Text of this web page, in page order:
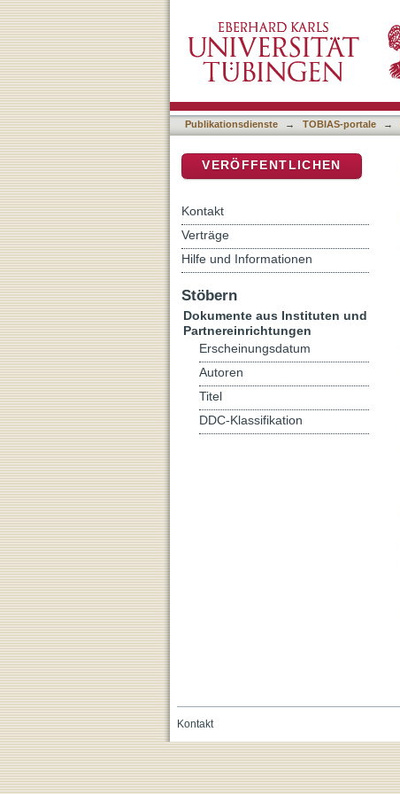
Publikationsdienste → TOBIAS-portale →
VERÖFFENTLICHEN
Kontakt
Verträge
Hilfe und Informationen
Stöbern
Dokumente aus Instituten und
Partnereinrichtungen
Erscheinungsdatum
Autoren
Titel
DDC-Klassifikation
Kontakt